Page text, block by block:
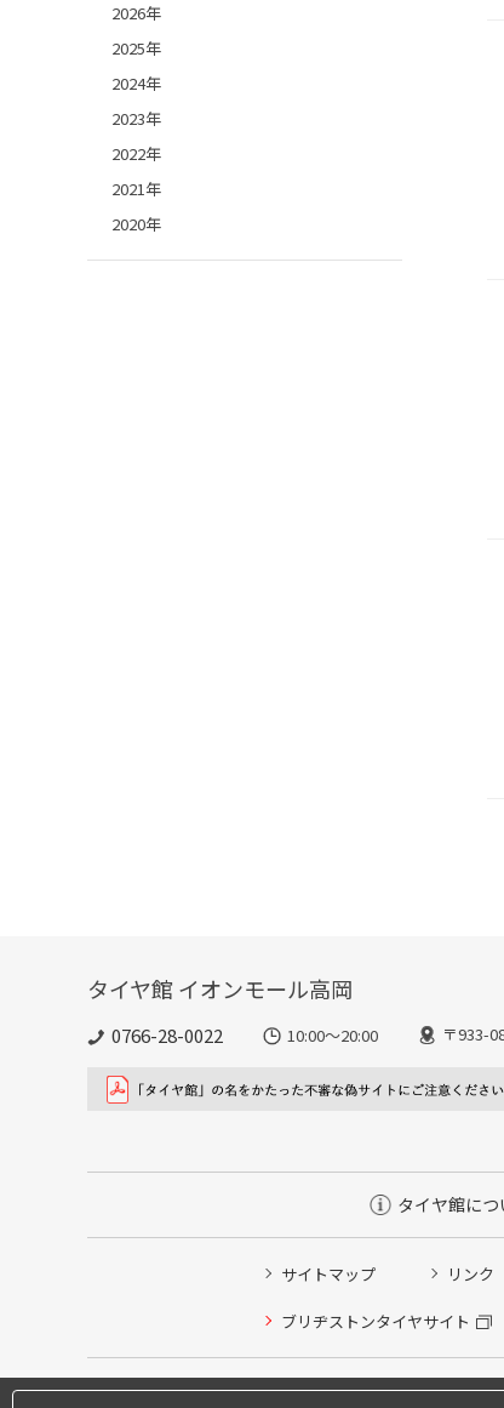
2026年
2025年
2024年
2023年
2022年
2021年
2020年
タイヤ館 イオンモール高岡
0766-28-0022 10:00～20:00 〒933-
タイヤ館につ
サイトマップ リンク
ブリヂストンタイヤサイト
タイヤ点検・安全点検/タイヤ履き替え/オイル交換/
タイヤ/サービスに関するご相談の予約